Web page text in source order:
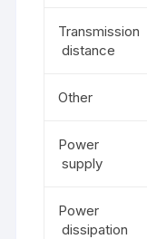
Transmission
distance
Other
Power
supply
Power
dissipation